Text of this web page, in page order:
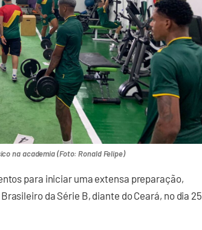
na academia (Foto: Ronald Felipe)
para iniciar uma extensa preparação,
da Série B, diante do Ceará, no dia 25